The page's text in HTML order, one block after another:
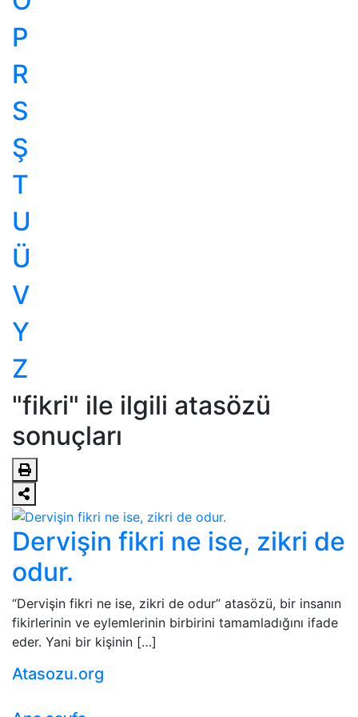
P
R
S
Ş
T
U
Ü
V
Y
Z
"fikri" ile ilgili atasözü
sonuçları
Dervişin fikri ne ise, zikri de
odur.
“Dervişin fikri ne ise, zikri de odur” atasözü, bir insanın
fikirlerinin ve eylemlerinin birbirini tamamladığını ifade
eder. Yani bir kişinin […]
Atasozu.org